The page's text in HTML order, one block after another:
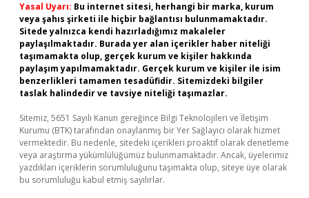
Yasal Uyarı: Bu internet sitesi, herhangi bir marka, kurum
veya şahıs şirketi ile hiçbir bağlantısı bulunmamaktadır.
Sitede yalnızca kendi hazırladığımız makaleler
paylaşılmaktadır. Burada yer alan içerikler haber niteliği
taşımamakta olup, gerçek kurum ve kişiler hakkında
paylaşım yapılmamaktadır. Gerçek kurum ve kişiler ile isim
benzerlikleri tamamen tesadüfidir. Sitemizdeki bilgiler
taslak halindedir ve tavsiye niteliği taşımazlar.
Sitemiz, 5651 Sayılı Kanun gereğince Bilgi Teknolojileri ve İletişim
Kurumu (BTK) tarafından onaylanmış bir Yer Sağlayıcı olarak hizmet
vermektedir. Bu nedenle, sitedeki içerikleri proaktif olarak denetleme
veya araştırma yükümlülüğümüz bulunmamaktadır. Ancak, üyelerimiz
yazdıkları içeriklerin sorumluluğunu taşımakta olup, siteye üye olarak
bu sorumluluğu kabul etmiş sayılırlar.